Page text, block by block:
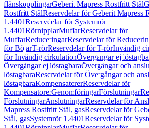
flänskopplingarGeberit Mapress Rostfritt Stål
Rostfritt StålReservdelar för Geberit Mapress
1.4401Reservdelar för Systemrör
1.4401RörnipplarMuffarReservdelar för
MuffarReduceringarReservdelar för
för BöjarT-rörReservdelar för T-rörInvändig
för Invändig cirkulationÖvergångar ej
Övergångar ej löstagbaraÖvergångar och
löstagbaraReservdelar för Övergångar och
löstagbaraKompensatorerReservdelar för
KompensatorerGenomföringarFörslutningar
FörslutningarAnslutningarReservdelar för
Mapress Rostfritt Stål, gasReservdelar för
Stål, gasSystemrör 1.4401Reservdelar för